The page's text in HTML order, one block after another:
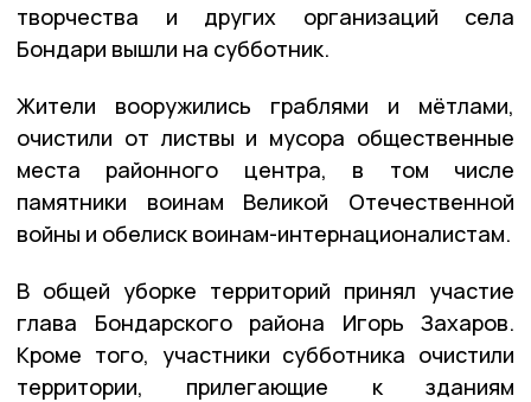
творчества и других организаций села
Бондари вышли на субботник.
Жители вооружились граблями и мётлами,
очистили от листвы и мусора общественные
места районного центра, в том числе
памятники воинам Великой Отечественной
войны и обелиск воинам-интернационалистам.
В общей уборке территорий принял участие
глава Бондарского района Игорь Захаров.
Кроме того, участники субботника очистили
территории, прилегающие к зданиям